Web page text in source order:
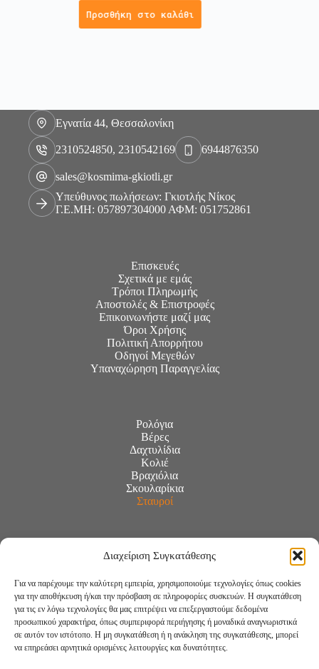
Διαχείριση Συγκατάθεσης
Για να παρέχουμε την καλύτερη εμπειρία, χρησιμοποιούμε τεχνολογίες όπως cookies
για την αποθήκευση ή/και την πρόσβαση σε πληροφορίες συσκευών. Η συγκατάθεση
για τις εν λόγω τεχνολογίες θα μας επιτρέψει να επεξεργαστούμε δεδομένα
προσωπικού χαρακτήρα, όπως συμπεριφορά περιήγησης ή μοναδικά αναγνωριστικά
σε αυτόν τον ιστότοπο. Η μη συγκατάθεση ή η ανάκληση της συγκατάθεσης, μπορεί
να επηρεάσει αρνητικά ορισμένες λειτουργίες και δυνατότητες.
Προσθήκη στο καλάθι
Εγνατία 44, Θεσσαλονίκη
2310524850, 2310542169 6944876350
sales@kosmima-gkiotli.gr
Υπεύθυνος πωλήσεων: Γκιοτλής Νίκος
Γ.Ε.ΜΗ: 057897304000 ΑΦΜ: 051752861
Επισκευές
Σχετικά με εμάς
Τρόποι Πληρωμής
Αποστολές & Επιστροφές
Επικοινωνήστε μαζί μας
Όροι Χρήσης
Πολιτική Απορρήτου
Οδηγοί Μεγεθών
Υπαναχώρηση Παραγγελίας
Ρολόγια
Βέρες
Δαχτυλίδια
Κολιέ
Βραχιόλια
Σκουλαρίκια
Σταυροί